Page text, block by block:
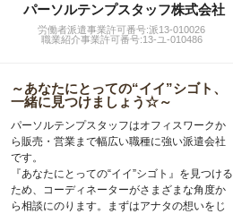
パーソルテンプスタッフ株式会社
労働者派遣事業許可番号:派13-010026
職業紹介事業許可番号:13-ユ-010486
～あなたにとっての“イイ”シゴト、
一緒に見つけましょう☆～
パーソルテンプスタッフはオフィスワークか
ら販売・営業まで幅広い職種に強い派遣会社
です。
『あなたにとっての“イイ”シゴト』を見つける
ため、コーディネーターがさまざまな角度か
ら相談にのります。まずはアナタの想いをじ